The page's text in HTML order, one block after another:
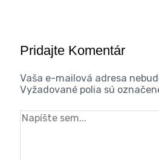
Pridajte Komentár
Vaša e-mailová adresa
Vyžadované polia sú